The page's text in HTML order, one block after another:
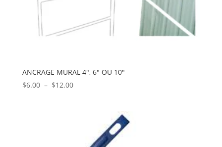
ANCRAGE MURAL 4″, 6″ OU 10″
$6.00 – $12.00Plage
$12.00